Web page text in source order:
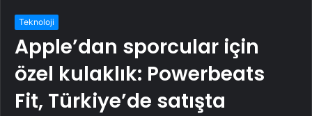
Teknoloji
Apple’dan sporcular için
özel kulaklık: Powerbeats
Fit, Türkiye’de satışta